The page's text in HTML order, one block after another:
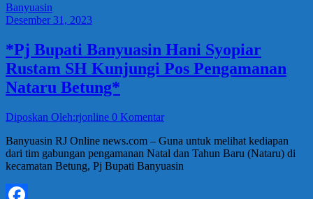
Banyuasin
Desember 31, 2023
*Pj Bupati Banyuasin Hani Syopiar
Rustam SH Kunjungi Pos Pengamanan
Nataru Betung*
Diposkan Oleh:rjonline 0 Komentar
Banyuasin RJ Online news.com – Guna untuk melihat kediapan
dari tim gabungan pengamanan Natal dan Tahun Baru (Nataru) di
kecamatan Betung, Pj Bupati Banyuasin